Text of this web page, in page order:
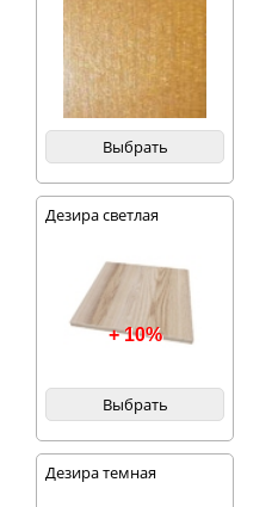
Выбрать
Дезира светлая
+ 10%
Выбрать
Дезира темная